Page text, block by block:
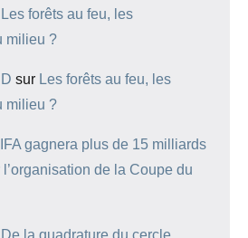
Les forêts au feu, les
milieu ?
sur Les forêts au feu, les
milieu ?
gagnera plus de 15 milliards
de la Coupe du
De la quadrature du cercle